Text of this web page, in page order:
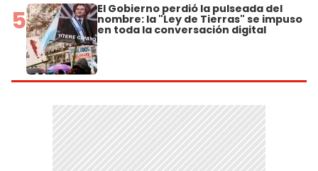
5 El Gobierno perdió la pulseada del
nombre: la "Ley de Tierras" se impuso
en toda la conversación digital